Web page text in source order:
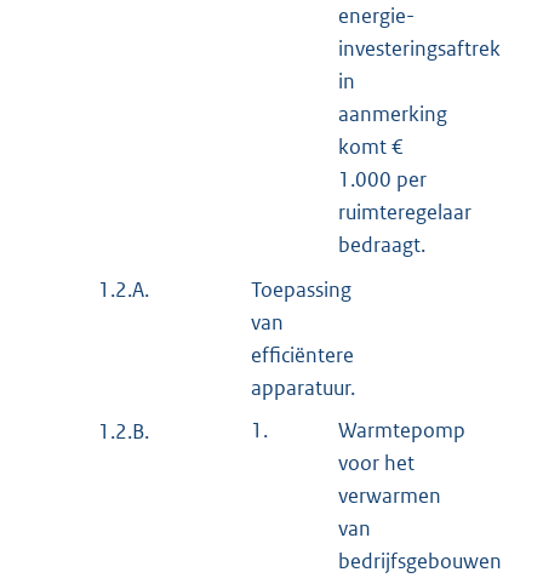
energie-
investeringsaftrek
in
aanmerking
komt €
1.000 per
ruimteregelaar
bedraagt.
1.2.A.
Toepassing
van
efficiëntere
apparatuur.
1.2.B.
1.
Warmtepomp
voor het
verwarmen
van
bedrijfsgebouwen